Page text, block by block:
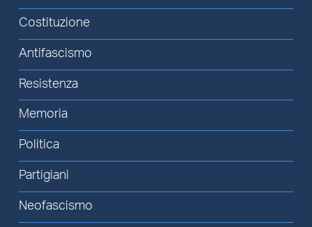
Costituzione
Antifascismo
Resistenza
Memoria
Politica
Partigiani
Neofascismo